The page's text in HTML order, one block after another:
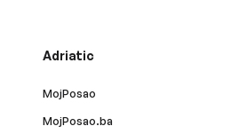
Adriatic
MojPosao
MojPosao.ba